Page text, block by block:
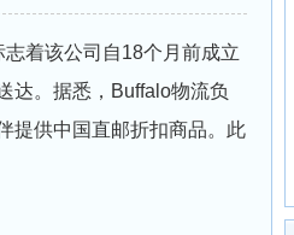
着该公司自18个月前成立
达。据悉，Buffalo物流负
提供中国直邮折扣商品。此